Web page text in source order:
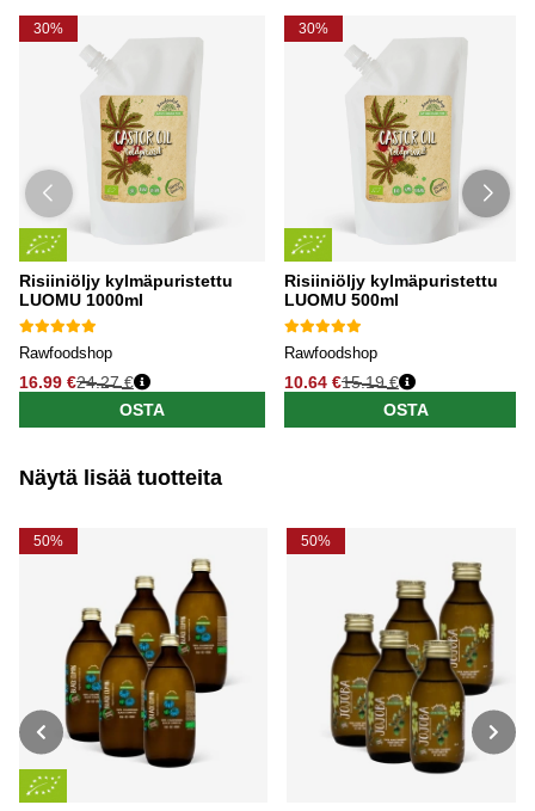
30%
Risiiniöljy kylmäpuristettu
LUOMU 1000ml
Rawfoodshop
16.99 €24.27 €
OSTA
30%
Risiiniöljy kylmäpuristettu
LUOMU 500ml
Rawfoodshop
10.64 €15.19 €
OSTA
Näytä lisää tuotteita
50% 50%